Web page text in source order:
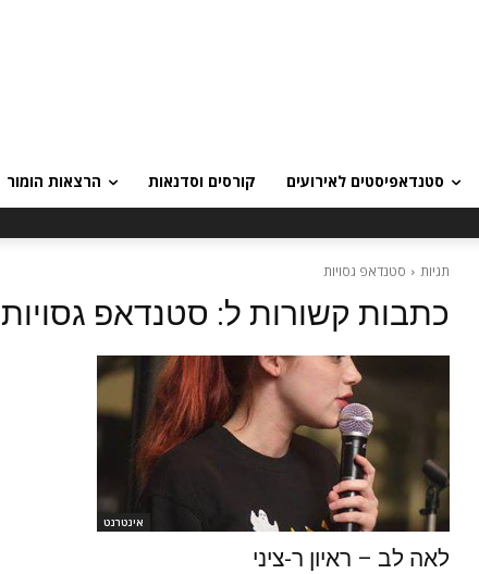
סטנדאפיסטים לאירועים קורסים וסדנאות הרצאות הומור
תגיות סטנדאפ גסויות
כתבות קשורות ל: סטנדאפ גסויות
אינטרנט
לאה לב – ראיון ר-ציני